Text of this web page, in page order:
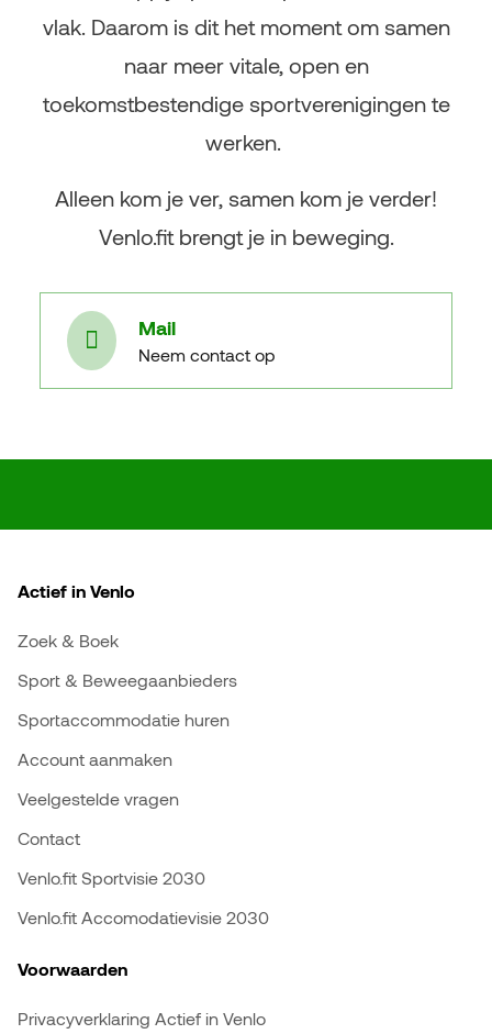
vlak. Daarom is dit het moment om samen
naar meer vitale, open en
toekomstbestendige sportverenigingen te
werken.
Alleen kom je ver, samen kom je verder!
Venlo.fit brengt je in beweging.
Mail
Neem contact op
Actief in Venlo
Zoek & Boek
Sport & Beweegaanbieders
Sportaccommodatie huren
Account aanmaken
Veelgestelde vragen
Contact
Venlo.fit Sportvisie 2030
Venlo.fit Accomodatievisie 2030
Voorwaarden
Privacyverklaring Actief in Venlo